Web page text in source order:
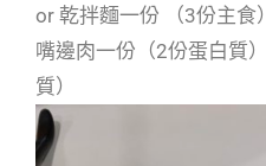
or 乾拌麵一份 （3份主食
嘴邊肉一份（2份蛋白質
質）